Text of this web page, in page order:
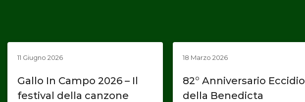
11 Giugno 2026
Gallo In Campo 2026 – Il
festival della canzone
18 Marzo 2026
82° Anniversario Eccidio
della Benedicta